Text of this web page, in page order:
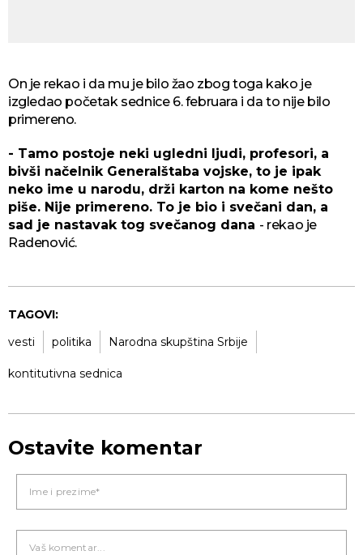
On je rekao i da mu je bilo žao zbog toga kako je
izgledao početak sednice 6. februara i da to nije bilo
primereno.
- Tamo postoje neki ugledni ljudi, profesori, a
bivši načelnik Generalštaba vojske, to je ipak
neko ime u narodu, drži karton na kome nešto
piše. Nije primereno. To je bio i svečani dan, a
sad je nastavak tog svečanog dana - rekao je
Radenović.
TAGOVI:
vesti
politika Narodna skupština Srbije
kontitutivna sednica
Ostavite komentar